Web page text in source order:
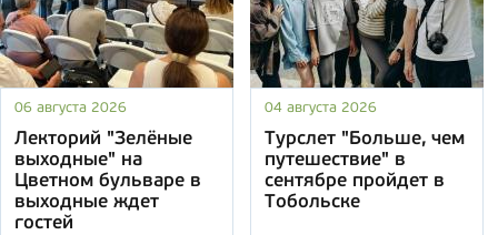
06 августа 2026
Лекторий "Зелёные
выходные" на
Цветном бульваре в
выходные ждет
гостей
04 августа 2026
Турслет "Больше, чем
путешествие" в
сентябре пройдет в
Тобольске